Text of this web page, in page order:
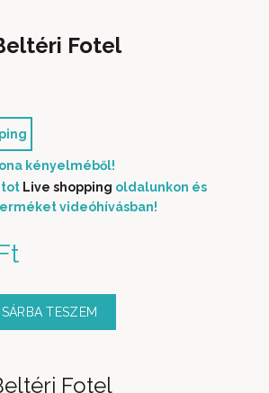
Fotel
kényelméből!
Live shopping oldalunkon és
videóhívásban!
TESZEM
Fotel